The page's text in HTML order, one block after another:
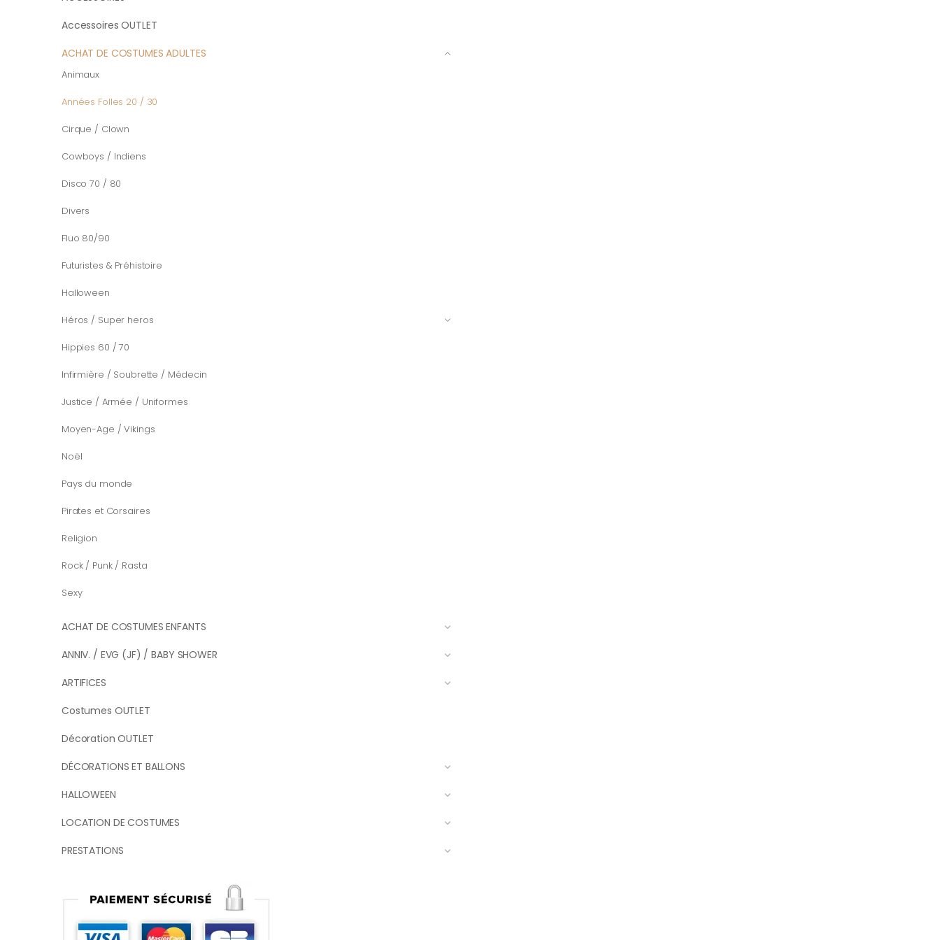
Accessoires OUTLET
ACHAT DE COSTUMES ADULTES
Animaux
Années Folles 20 / 30
Cirque / Clown
Cowboys / Indiens
Disco 70 / 80
Divers
Fluo 80/90
Futuristes & Préhistoire
Halloween
Héros / Super heros
Hippies 60 / 70
Infirmière / Soubrette / Médecin
Justice / Armée / Uniformes
Moyen-Age / Vikings
Noël
Pays du monde
Pirates et Corsaires
Religion
Rock / Punk / Rasta
Sexy
ACHAT DE COSTUMES ENFANTS
ANNIV. / EVG (JF) / BABY SHOWER
ARTIFICES
Costumes OUTLET
Décoration OUTLET
DÉCORATIONS ET BALLONS
HALLOWEEN
LOCATION DE COSTUMES
PRESTATIONS